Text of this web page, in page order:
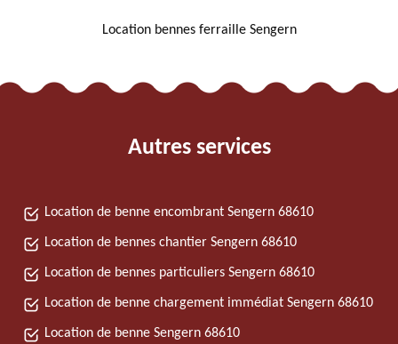
Location bennes ferraille Sengern
Autres services
Location de benne encombrant Sengern 68610
Location de bennes chantier Sengern 68610
Location de bennes particuliers Sengern 68610
Location de benne chargement immédiat Sengern 68610
Location de benne Sengern 68610